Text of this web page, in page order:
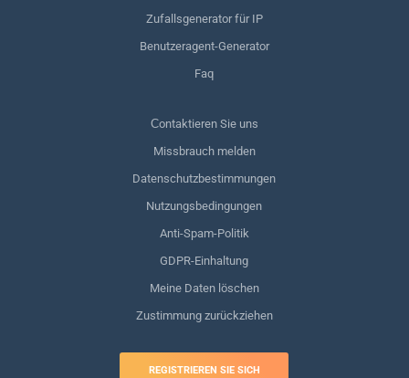
Zufallsgenerator für IP
Benutzeragent-Generator
Faq
Сontaktieren Sie uns
Missbrauch melden
Datenschutzbestimmungen
Nutzungsbedingungen
Anti-Spam-Politik
GDPR-Einhaltung
Meine Daten löschen
Zustimmung zurückziehen
REGISTRIEREN SIE SICH